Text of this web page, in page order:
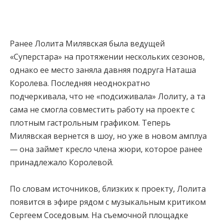
Ранее Лолита Милявская была ведущей
«Суперстара» на протяжении нескольких сезонов,
однако ее место заняла давняя подруга Наташа
Королева. Последняя неоднократно
подчеркивала, что не «подсиживала» Лолиту, а та
сама не смогла совместить работу на проекте с
плотным гастрольным графиком. Теперь
Милявская вернется в шоу, но уже в новом амплуа
— она займет кресло члена жюри, которое ранее
принадлежало Королевой.
По словам источников, близких к проекту, Лолита
появится в эфире рядом с музыкальным критиком
Сергеем Соседовым. На съемочной площадке